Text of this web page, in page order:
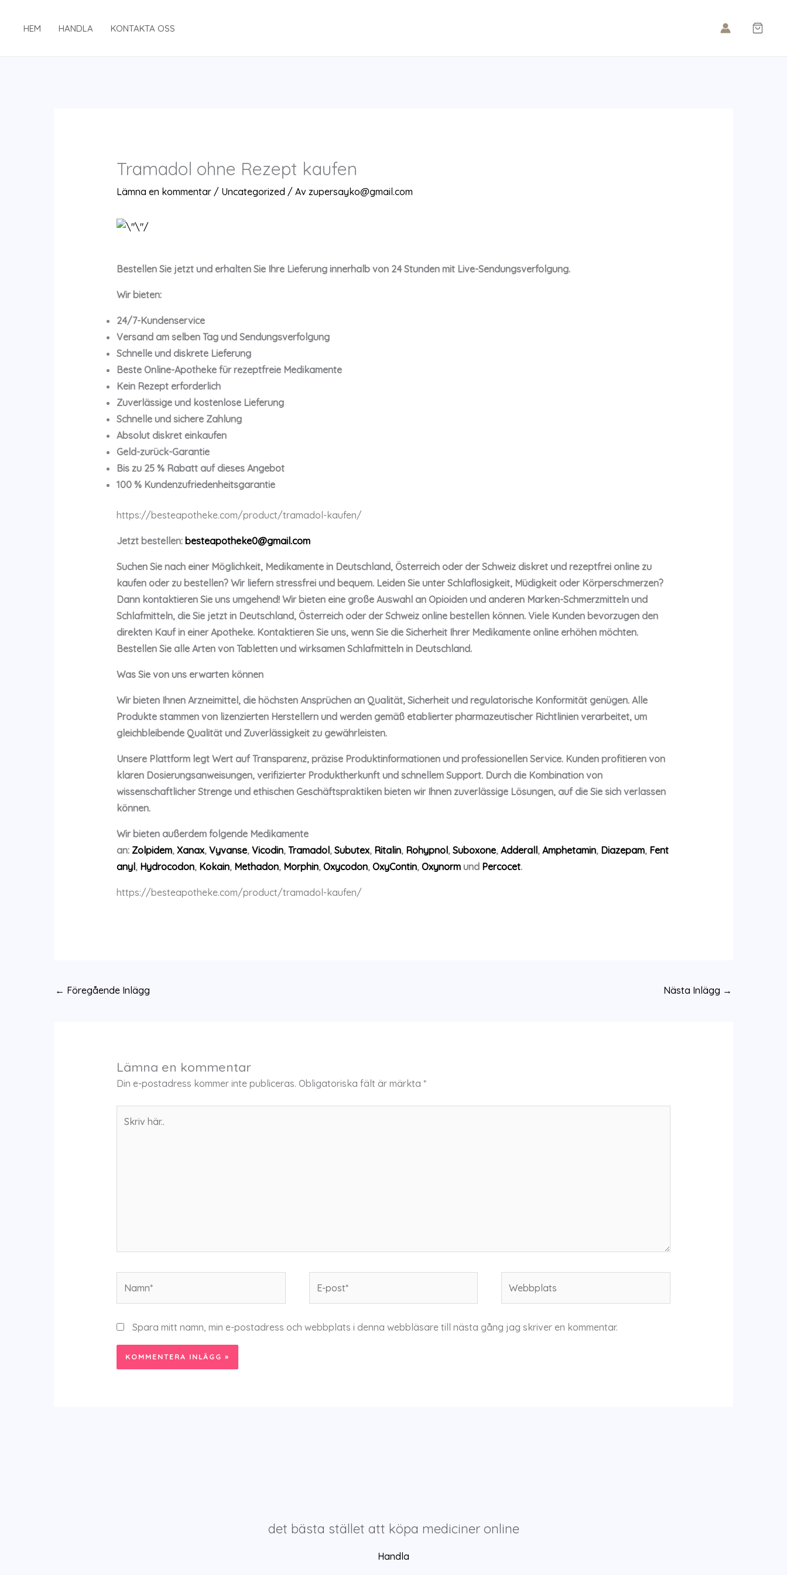
HEM HANDLA KONTAKTA OSS
Tramadol ohne Rezept kaufen
Lämna en kommentar / Uncategorized / Av zupersayko@gmail.com
Bestellen Sie jetzt und erhalten Sie Ihre Lieferung innerhalb von 24 Stunden mit Live-Sendungsverfolgung.
Wir bieten:
24/7-Kundenservice
Versand am selben Tag und Sendungsverfolgung
Schnelle und diskrete Lieferung
Beste Online-Apotheke für rezeptfreie Medikamente
Kein Rezept erforderlich
Zuverlässige und kostenlose Lieferung
Schnelle und sichere Zahlung
Absolut diskret einkaufen
Geld-zurück-Garantie
Bis zu 25 % Rabatt auf dieses Angebot
100 % Kundenzufriedenheitsgarantie
https://besteapotheke.com/product/tramadol-kaufen/
Jetzt bestellen: besteapotheke0@gmail.com
Suchen Sie nach einer Möglichkeit, Medikamente in Deutschland, Österreich oder der Schweiz diskret und rezeptfrei online zu
kaufen oder zu bestellen? Wir liefern stressfrei und bequem. Leiden Sie unter Schlaflosigkeit, Müdigkeit oder Körperschmerzen?
Dann kontaktieren Sie uns umgehend! Wir bieten eine große Auswahl an Opioiden und anderen Marken-Schmerzmitteln und
Schlafmitteln, die Sie jetzt in Deutschland, Österreich oder der Schweiz online bestellen können. Viele Kunden bevorzugen den
direkten Kauf in einer Apotheke. Kontaktieren Sie uns, wenn Sie die Sicherheit Ihrer Medikamente online erhöhen möchten.
Bestellen Sie alle Arten von Tabletten und wirksamen Schlafmitteln in Deutschland.
Was Sie von uns erwarten können
Wir bieten Ihnen Arzneimittel, die höchsten Ansprüchen an Qualität, Sicherheit und regulatorische Konformität genügen. Alle
Produkte stammen von lizenzierten Herstellern und werden gemäß etablierter pharmazeutischer Richtlinien verarbeitet, um
gleichbleibende Qualität und Zuverlässigkeit zu gewährleisten.
Unsere Plattform legt Wert auf Transparenz, präzise Produktinformationen und professionellen Service. Kunden profitieren von
klaren Dosierungsanweisungen, verifizierter Produktherkunft und schnellem Support. Durch die Kombination von
wissenschaftlicher Strenge und ethischen Geschäftspraktiken bieten wir Ihnen zuverlässige Lösungen, auf die Sie sich verlassen
können.
Wir bieten außerdem folgende Medikamente
an: Zolpidem, Xanax, Vyvanse, Vicodin, Tramadol, Subutex, Ritalin, Rohypnol, Suboxone, Adderall, Amphetamin, Diazepam, Fent
anyl, Hydrocodon, Kokain, Methadon, Morphin, Oxycodon, OxyContin, Oxynormund Percocet.
https://besteapotheke.com/product/tramadol-kaufen/
← Föregående Inlägg Nästa Inlägg →
Lämna en kommentar
Din e-postadress kommer inte publiceras. Obligatoriska fält är märkta *
post*
Spara mitt namn, min e-postadress och webbplats i denna webbläsare till nästa gång jag skriver en kommentar.
det bästa stället att köpa mediciner online
Handla